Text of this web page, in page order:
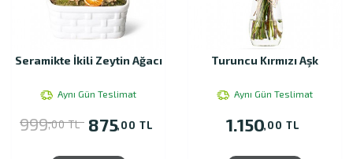
Seramikte İkili Zeytin Ağacı
Aynı Gün Teslimat
999,00 TL 875,00 TL
Turuncu Kırmızı Aşk
Aynı Gün Teslimat
1.150,00 TL